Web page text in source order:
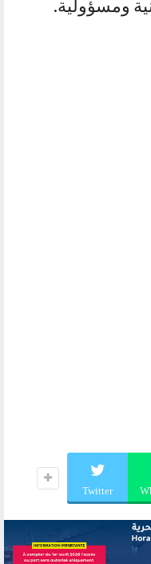
ومسؤولية.
Twitter